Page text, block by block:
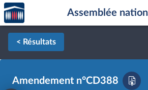
Aller au contenu
Aller en bas de la page
Accèder
à la
page
d'accueil
Assemblée
< Résultats
Amendement n°CD388